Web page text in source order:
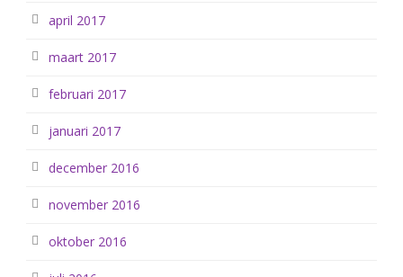
april 2017
maart 2017
februari 2017
januari 2017
december 2016
november 2016
oktober 2016